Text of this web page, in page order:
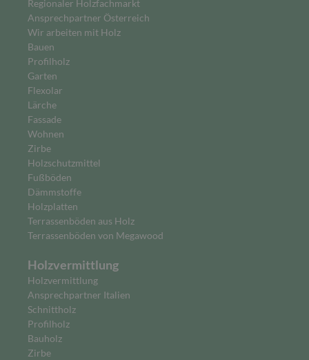
Regionaler Holzfachmarkt
Ansprechpartner Österreich
Wir arbeiten mit Holz
Bauen
Profilholz
Garten
Flexolar
Lärche
Fassade
Wohnen
Zirbe
Holzschutzmittel
Fußböden
Dämmstoffe
Holzplatten
Terrassenböden aus Holz
Terrassenböden von Megawood
Holzvermittlung
Holzvermittlung
Ansprechpartner Italien
Schnittholz
Profilholz
Bauholz
Zirbe